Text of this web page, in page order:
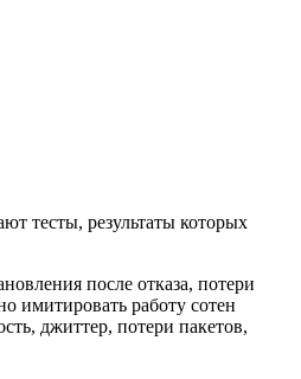
тесты, результаты которых
после отказа, потери
имитировать работу сотен
джиттер, потери пакетов,